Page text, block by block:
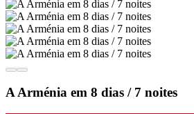
A Arménia em 8 dias / 7 noites